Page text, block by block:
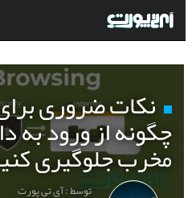
نکات ضروری برای
چگونه از ورود به
مخرب جلوگیری
توسط : آی تی پورت